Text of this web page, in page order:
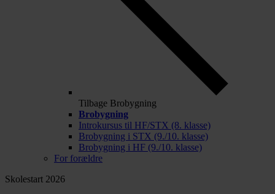
Tilbage Brobygning
Brobygning
Introkursus til HF/STX (8. klasse)
Brobygning i STX (9./10. klasse)
Brobygning i HF (9./10. klasse)
For forældre
Skolestart 2026